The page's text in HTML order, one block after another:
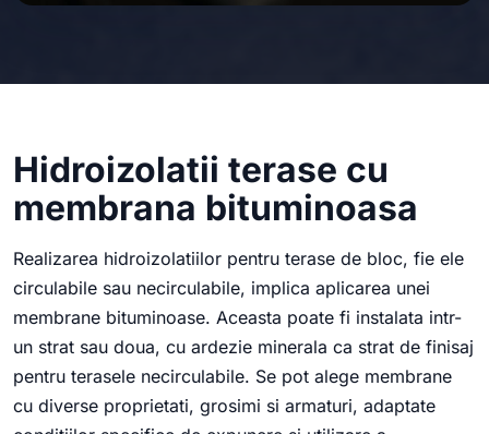
Hidroizolatii terase cu
membrana bituminoasa
Realizarea hidroizolatiilor pentru terase de bloc, fie ele
circulabile sau necirculabile, implica aplicarea unei
membrane bituminoase. Aceasta poate fi instalata intr-
un strat sau doua, cu ardezie minerala ca strat de finisaj
pentru terasele necirculabile. Se pot alege membrane
cu diverse proprietati, grosimi si armaturi, adaptate